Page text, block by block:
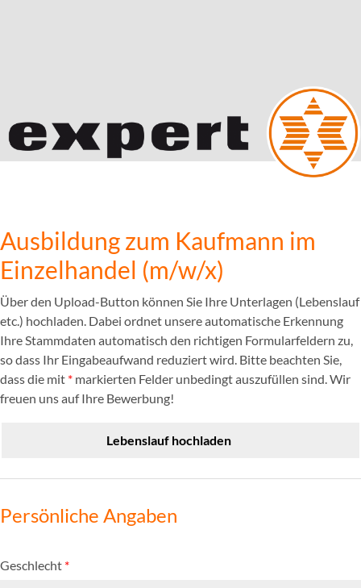
Ausbildung zum Kaufmann im
Einzelhandel (m/w/x)
Über den Upload-Button können Sie Ihre Unterlagen (Lebenslauf
etc.) hochladen. Dabei ordnet unsere automatische Erkennung
Ihre Stammdaten automatisch den richtigen Formularfeldern zu,
so dass Ihr Eingabeaufwand reduziert wird. Bitte beachten Sie,
dass die mit * markierten Felder unbedingt auszufüllen sind. Wir
freuen uns auf Ihre Bewerbung!
Lebenslauf hochladen
Persönliche Angaben
Geschlecht *